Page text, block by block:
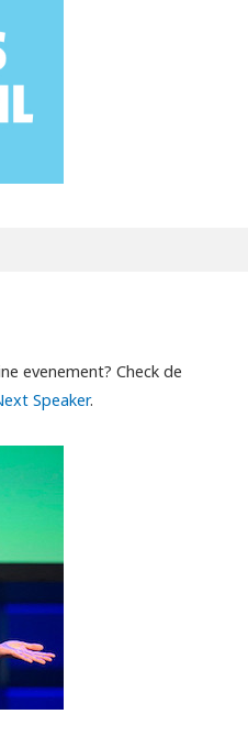
evenement? Check de
Speaker.